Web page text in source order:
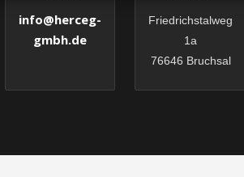
info@herceg-
gmbh.de
Friedrichstalweg
1a
76646 Bruchsal